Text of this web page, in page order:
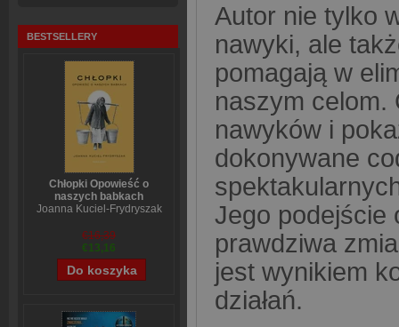
BESTSELLERY
Chłopki Opowieść o
naszych babkach
Joanna Kuciel-Frydryszak
€16,39
€13,16
Autor nie tylko
nawyki, ale
pomagają w
naszym celom.
nawyków i
dokonywane
Jego podejście
prawdziwa
jest wynikiem
działań.